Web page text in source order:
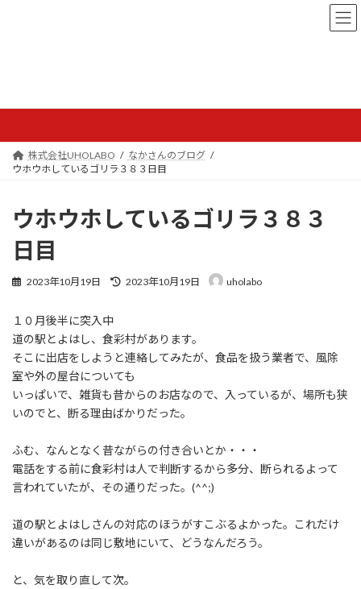
株式会社UHOLABO
なかさんのブログ
ウホウホしているゴリラ３８３日目
ウホウホしているゴリラ３８３
日目
2023年10月19日
最
日
時
:
2023年10月19日 uholabo
１０月後半に突入中
道の駅とよはし、食彩村があります。
そこに出店をしようと連絡してみたが、食品を扱う業者で、風除
室や外の屋台についても
いっぱいで、雑貨も昔からのお店なので、入っているが、場所も狭
いのでと、断る理由ばかりだった。
ふむ、なんとなく昔ながらの付き合いとか・・・
電話をする前に食彩村は人で判断するから多分、断られるよって
言われていたが、その通りだった。(^^;)
道の駅とよはしさんの対応のほうがすこぶるよかった。これだけ
違いがあるのは同じ敷地にいて、どうなんだろう。
と、気を取り直して次。